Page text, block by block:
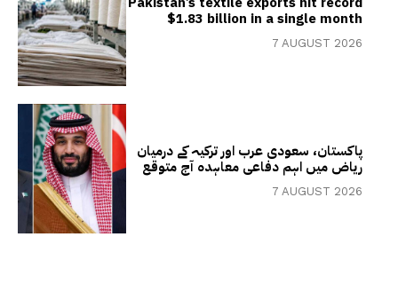
$1.83 billion in a single month
7 AUGUST 2026
پاکستان، سعودی عرب اور ترکیہ کے درمیان
ریاض میں اہم دفاعی معاہدہ آج متوقع
7 AUGUST 2026